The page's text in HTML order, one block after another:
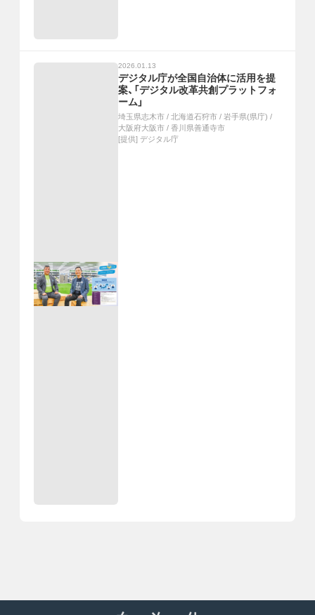
2026.01.13
デジタル庁が全国自治体に活用を提
案、「デジタル改革共創プラットフォ
ーム」
埼玉県志木市 / 北海道石狩市 / 岩手県(県庁) /
大阪府大阪市 / 香川県善通寺市
[提供] デジタル庁